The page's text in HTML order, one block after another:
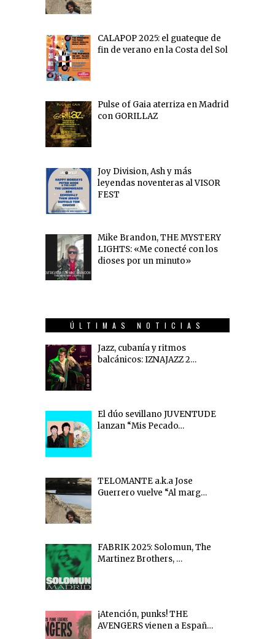
CALAPOP 2025: el guateque de
fin de verano en la Costa del Sol
Pulse of Gaia aterriza en Madrid
con GORILLAZ
Joy Division, Ash y más
leyendas noventeras al VISOR
FEST
Mike Brandon, THE MYSTERY
LIGHTS: «Me conecté con los
dioses por un minuto»
ÚLTIMAS NOTICIAS
Jazz, cubanía y ritmos
balcánicos: IZNAJAZZ 2…
El dúo sevillano JUVENTUDE
lanzan “Mis Pecado…
TELOMANTE a.k.a Jose
Guerrero vuelve “Al marg…
FABRIK 2025: Solomun, The
Martinez Brothers, …
¡Atención, punks! THE
AVENGERS vienen a Españ…